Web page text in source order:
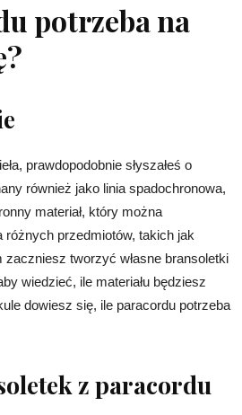
potrzeba na
prawdopodobnie słyszałeś o
również jako linia spadochronowa,
materiał, który można
przedmiotów, takich jak
zaczniesz tworzyć własne bransoletki
wiedzieć, ile materiału będziesz
dowiesz się, ile paracordu potrzeba
z paracordu